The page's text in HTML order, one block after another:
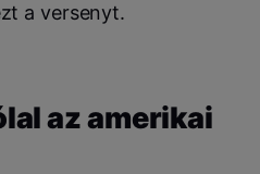
a versenyt.
az amerikai